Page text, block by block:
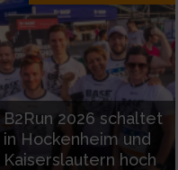
B2Run 2026 schaltet
in Hockenheim und
Kaiserslautern hoch